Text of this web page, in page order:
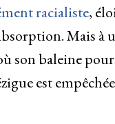
racialiste,
Mais à
son baleine
est